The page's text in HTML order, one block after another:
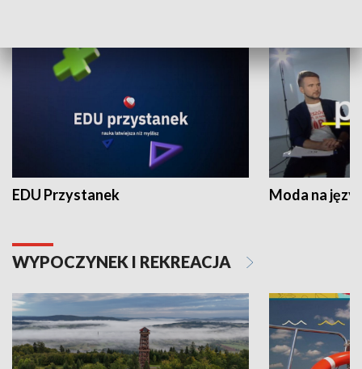
EDU Przystanek Moda na
WYPOCZYNEK I REKREACJA